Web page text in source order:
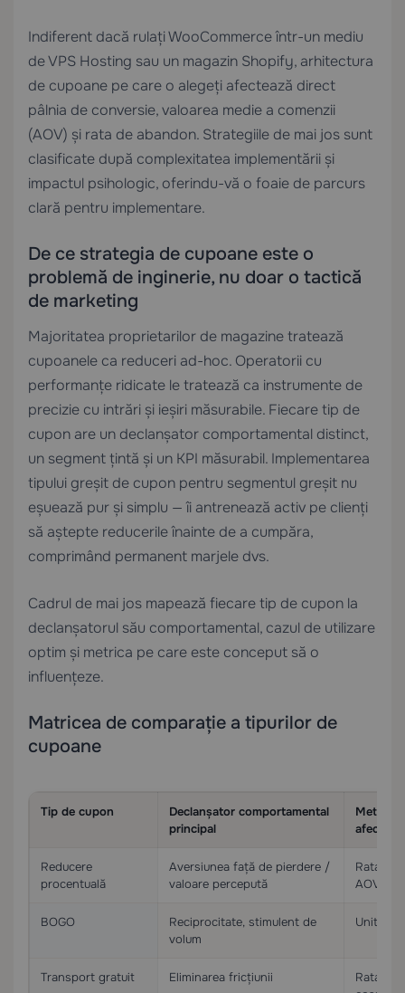
Indiferent dacă rulați WooCommerce într-un mediu
deVPS Hosting sau un magazin Shopify, arhitectura
de cupoane pe care o alegeți afectează direct
pâlnia de conversie, valoarea medie a comenzii
(AOV) și rata de abandon. Strategiile de mai jos sunt
clasificate după complexitatea implementării și
impactul psihologic, oferindu-vă o foaie de parcurs
clară pentru implementare.
De ce strategia de cupoane este o
problemă de inginerie, nu doar o tactică
de marketing
Majoritatea proprietarilor de magazine tratează
cupoanele ca reduceri ad-hoc. Operatorii cu
performanțe ridicate le tratează ca instrumente de
precizie cu intrări și ieșiri măsurabile. Fiecare tip de
cupon are un declanșator comportamental distinct,
un segment țintă și un KPI măsurabil. Implementarea
tipului greșit de cupon pentru segmentul greșit nu
eșuează pur și simplu — îi antrenează activ pe clienți
să aștepte reducerile înainte de a cumpăra,
comprimând permanent marjele dvs.
Cadrul de mai jos mapează fiecare tip de cupon la
declanșatorul său comportamental, cazul de utilizare
optim și metrica pe care este conceput să o
influențeze.
Matricea de comparație a tipurilor de
cupoane
Tip de cupon
Declanșator comportamental
principal
Metrică
afectată
Reducere
procentuală
Aversiunea față de pierdere /
valoare percepută
Rata de
AOV
BOGO
Reciprocitate, stimulent de
volum
Unități
Transport gratuit Eliminarea fricțiunii
Rata de